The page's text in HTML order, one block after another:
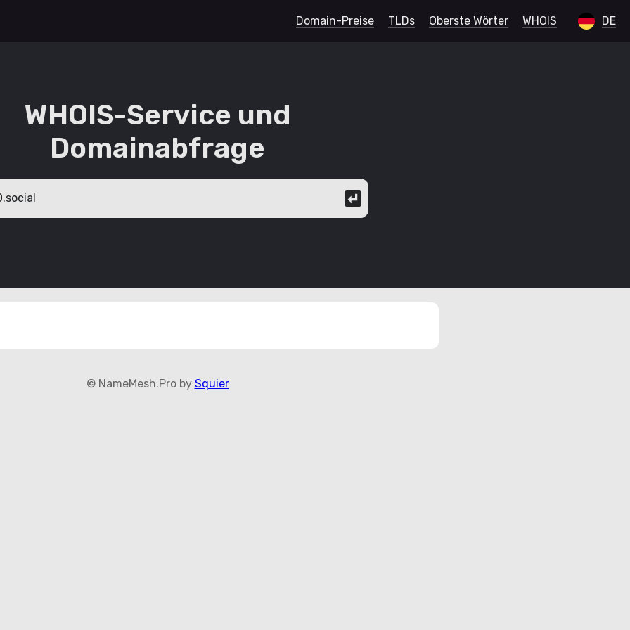
DE
Domain-Preise TLDs Oberste Wörter WHOIS
WHOIS-Service und
Domainabfrage
© NameMesh.Pro by Squier